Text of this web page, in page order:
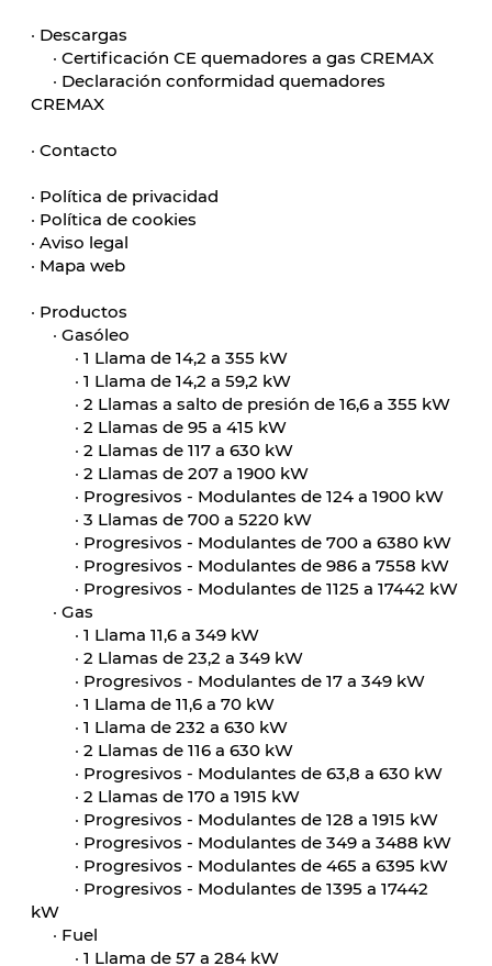
· Descargas
·Certificación CE quemadores a gas CREMAX
· Declaración conformidad quemadores
CREMAX
·Contacto
· Política de privacidad
· Política de cookies
·Aviso legal
· Mapa web
· Productos
·Gasóleo
·1 Llama de 14,2 a 355 kW
·1 Llama de 14,2 a 59,2 kW
·2 Llamas a salto de presión de 16,6 a 355 kW
·2 Llamas de 95 a 415 kW
·2 Llamas de 117 a 630 kW
·2 Llamas de 207 a 1900 kW
· Progresivos - Modulantes de 124 a 1900 kW
·3 Llamas de 700 a 5220 kW
· Progresivos - Modulantes de 700 a 6380 kW
· Progresivos - Modulantes de 986 a 7558 kW
· Progresivos - Modulantes de 1125 a 17442 kW
·Gas
·1 Llama 11,6 a 349 kW
·2 Llamas de 23,2 a 349 kW
· Progresivos - Modulantes de 17 a 349 kW
·1 Llama de 11,6 a 70 kW
·1 Llama de 232 a 630 kW
·2 Llamas de 116 a 630 kW
· Progresivos - Modulantes de 63,8 a 630 kW
·2 Llamas de 170 a 1915 kW
· Progresivos - Modulantes de 128 a 1915 kW
· Progresivos - Modulantes de 349 a 3488 kW
· Progresivos - Modulantes de 465 a 6395 kW
· Progresivos - Modulantes de 1395 a 17442
kW
· Fuel
·1 Llama de 57 a 284 kW